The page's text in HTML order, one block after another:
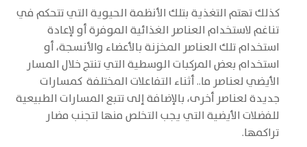
كذلك تهتم التغذية بتلك الأنظمة الحيوية التي تتحكم في
تناغم لاستخدام العناصر الغذائية الموفرة أو لإعادة
استخدام تلك العناصر المخزنة بالأعضاء والأنسجة، أو
استخدام بعض المركبات الوسطية التي تنتج خلال المسار
الأيضي لعناصر ما.. أثناء التفاعلات المختلفة كمسارات
جديدة لعناصر أخرى، بالإضافة إلى تتبع المسارات الطبيعية
للفضلات الأيضية التي يجب التخلص منها لتجنب مضار
تراكمها.